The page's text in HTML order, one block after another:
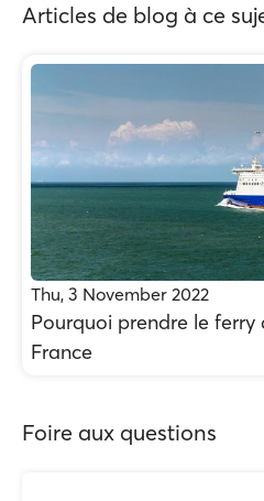
Articles de blog à ce
Thu, 3 November 2022
Pourquoi prendre le
France
Foire aux questions